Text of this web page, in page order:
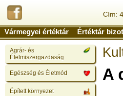
Cím:
Vármegyei értéktár Értéktár
Agrár- és
Élelmiszergazdaság
Egészség és Életmód
Épített környezet
A